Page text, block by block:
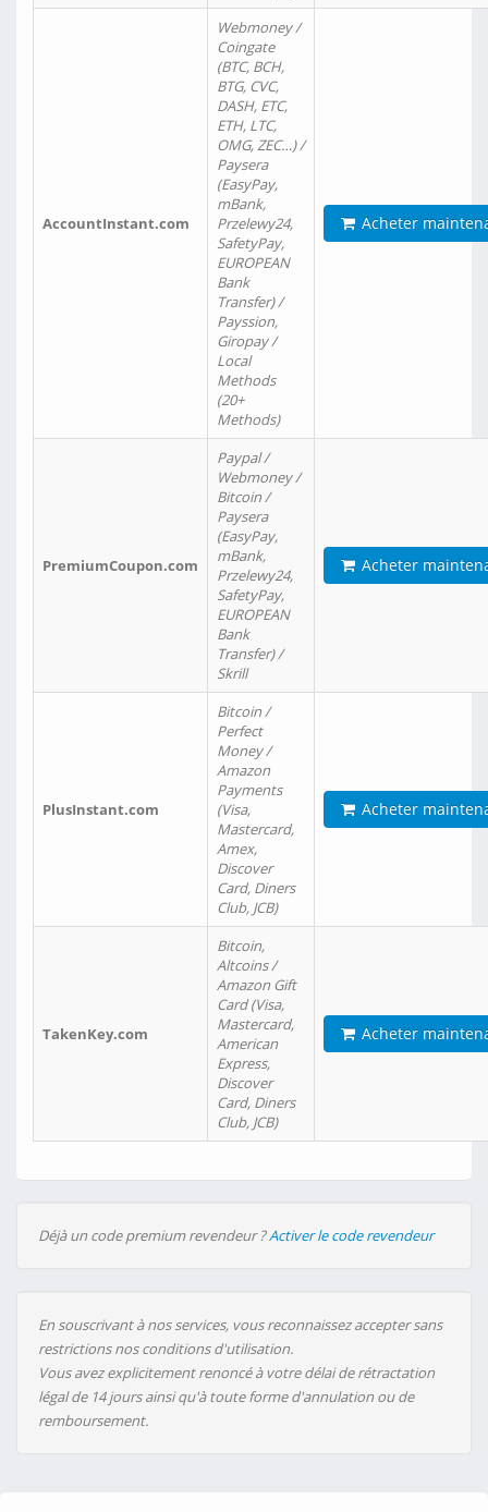
AccountInstant.com
Webmoney /
Coingate
(BTC, BCH,
BTG, CVC,
DASH, ETC,
ETH, LTC,
OMG, ZEC…) /
Paysera
(EasyPay,
mBank,
Przelewy24,
SafetyPay,
EUROPEAN
Bank
Transfer) /
Payssion,
Giropay /
Local
Methods
(20+
Methods)
Acheter
PremiumCoupon.com
Paypal /
Webmoney /
Bitcoin /
Paysera
(EasyPay,
mBank,
Przelewy24,
SafetyPay,
EUROPEAN
Bank
Transfer) /
Skrill
Acheter
PlusInstant.com
Bitcoin /
Perfect
Money /
Amazon
Payments
(Visa,
Mastercard,
Amex,
Discover
Card, Diners
Club, JCB)
Acheter
TakenKey.com
Bitcoin,
Altcoins /
Amazon Gift
Card (Visa,
Mastercard,
American
Express,
Discover
Card, Diners
Club, JCB)
Acheter
Déjà un code premium revendeur ?Activer le code revendeur
En souscrivant à nos services, vous reconnaissez accepter sans
restrictions nos conditions d'utilisation.
Vous avez explicitement renoncé à votre délai de rétractation
légal de 14 jours ainsi qu'à toute forme d'annulation ou de
remboursement.